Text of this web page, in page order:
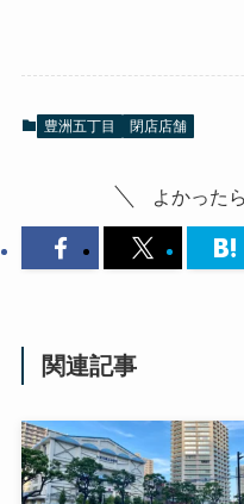
豊洲五丁目 閉店店舗
よかった
関連記事